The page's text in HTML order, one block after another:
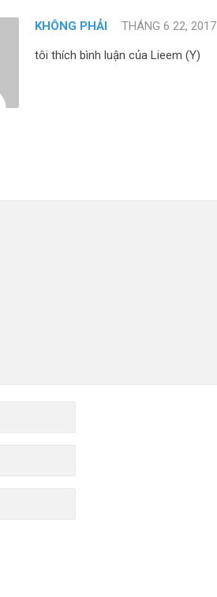
KHÔNG PHẢI THÁNG 6 22, 2017
tôi thích bình luận của Lieem (Y)